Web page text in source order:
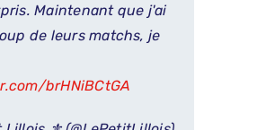
Maintenant que j'ai
de leurs matchs, je
brHNiBCtGA